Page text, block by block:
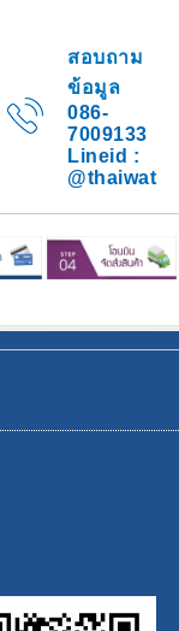
สอบถาม
ข้อมูล
086-
7009133
Lineid :
@thaiwat